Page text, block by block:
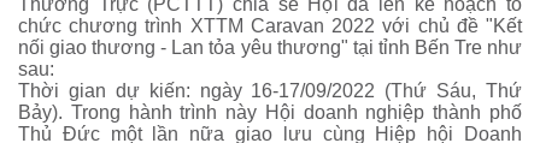
Thường Trực (PCTTT) chia sẻ Hội đã lên kế hoạch tổ
chức chương trình XTTM Caravan 2022 với chủ đề "Kết
nối giao thương - Lan tỏa yêu thương" tại tỉnh Bến Tre như
sau:
Thời gian dự kiến: ngày 16-17/09/2022 (Thứ Sáu, Thứ
Bảy). Trong hành trình này Hội doanh nghiệp thành phố
Thủ Đức một lần nữa giao lưu cùng Hiệp hội Doanh